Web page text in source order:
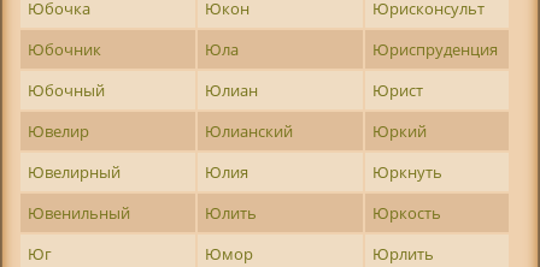
Юбочка
Юкон
Юрисконсульт
Юбочник
Юла
Юриспруденция
Юбочный
Юлиан
Юрист
Ювелир
Юлианский
Юркий
Ювелирный
Юлия
Юркнуть
Ювенильный
Юлить
Юркость
Юг
Юмор
Юрлить